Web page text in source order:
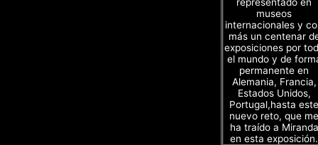
museos
internacionales y
más un centenar
exposiciones por
el mundo y de
permanente en
Alemania, Francia,
Estados Unidos,
Portugal,hasta este
nuevo reto, que me
ha traído a Miranda
en esta exposición.